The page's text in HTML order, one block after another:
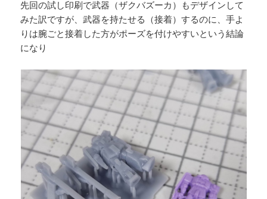
先回の試し印刷で武器（ザクバズーカ）もデザインして
みた訳ですが、武器を持たせる（接着）するのに、手よ
りは腕ごと接着した方がポーズを付けやすいという結論
になり